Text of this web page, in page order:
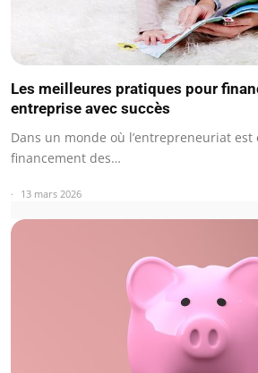
Les meilleures pratiques pour
entreprise avec succès
Dans un monde où l’entrepreneuriat est
financement des…
13 mars 2026